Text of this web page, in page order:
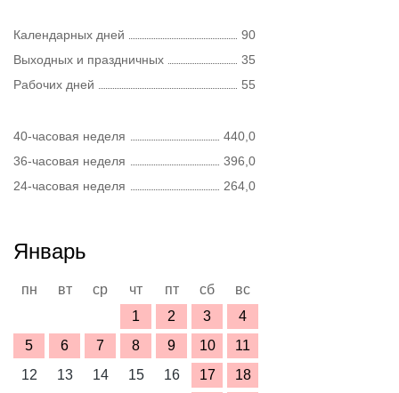
Календарных дней
90
Выходных и праздничных
35
Рабочих дней
55
40-часовая неделя
440,0
36-часовая неделя
396,0
24-часовая неделя
264,0
Январь
пн вт ср чт пт сб
вс
1
2 3
4
5
6 7 8 9 10
11
12
13 14 15 16 17
18